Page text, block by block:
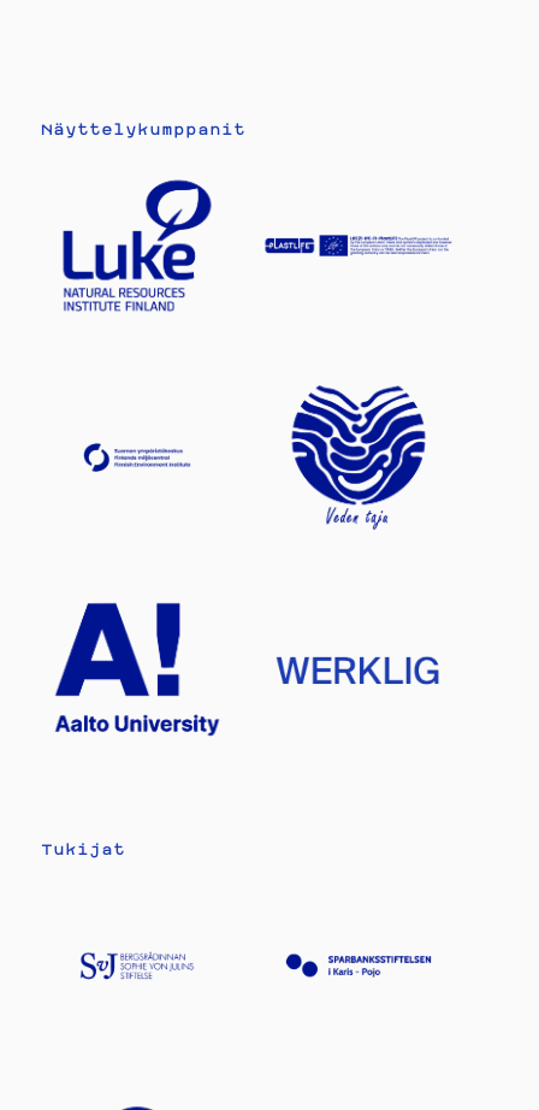
Näyttelykumppanit
Tukijat